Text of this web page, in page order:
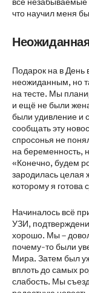
что научил меня
Подарок на в День
неожиданным, но
на тесте. Мы
и ещё не были
были удивление и
сообщать эту
спросонья не
на беременность,
«Конечно, будем
зародилась целая
которому я
Начиналось всё
УЗИ,
хорошо. Мы –
почему-то были
Мира. Затем был
вплоть до самых
слабость. Мы